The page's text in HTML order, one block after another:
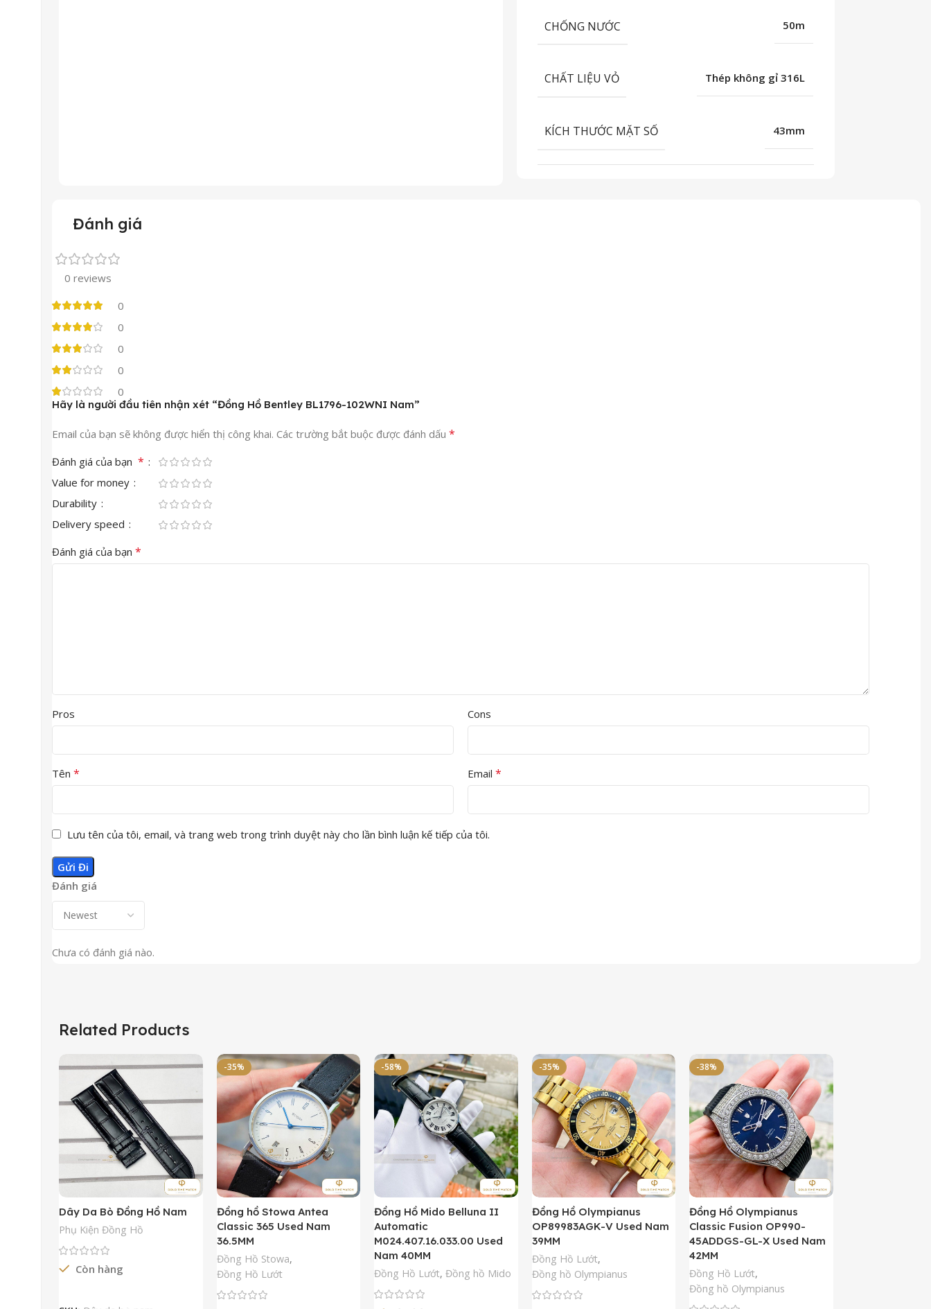
CHỐNG NƯỚC 50m
CHẤT LIỆU VỎ Thép không gỉ 316L
KÍCH THƯỚC MẶT SỐ 43mm
Đánh giá
0 reviews
0
0
0
0
0
Đánh giá
Chưa có đánh giá nào.
Hãy là người đầu tiên nhận xét “Đồng Hồ Bentley BL1796-102WNI Nam”
Email của bạn sẽ không được hiển thị công khai. Các trường bắt buộc được đánh dấu *
Đánh giá của bạn *
Value for money
Durability
Delivery speed
Đánh giá của bạn *
Pros Cons
Tên * Email *
Lưu tên của tôi, email, và trang web trong trình duyệt này cho lần bình luận kế tiếp của tôi.
Related Products
Dây Da Bò Đồng Hồ Nam
Phụ Kiện Đồng Hồ
Còn hàng
-35%
Đồng hồ Stowa Antea
Classic 365 Used Nam
36.5MM
Đồng Hồ Stowa,
Đồng Hồ Lướt
-58%
Đồng Hồ Mido Belluna II
Automatic
M024.407.16.033.00 Used
Nam 40MM
Đồng Hồ Lướt, Đồng hồ Mido
-35%
Đồng Hồ Olympianus
OP89983AGK-V Used Nam
39MM
Đồng Hồ Lướt,
Đồng hồ Olympianus
-38%
Đồng Hồ Olympianus
Classic Fusion OP990-
45ADDGS-GL-X Used Nam
42MM
Đồng Hồ Lướt,
Đồng hồ Olympianus